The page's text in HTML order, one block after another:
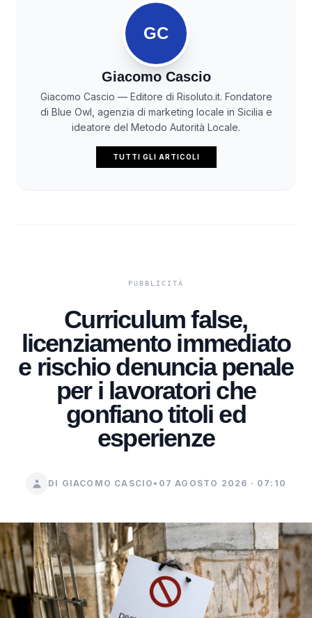
GC
Giacomo Cascio
Giacomo Cascio — Editore di Risoluto.it. Fondatore
di Blue Owl, agenzia di marketing locale in Sicilia e
ideatore del Metodo Autorità Locale.
TUTTI GLI ARTICOLI
Curriculum false,
licenziamento immediato
e rischio denuncia penale
per i lavoratori che
gonfiano titoli ed
esperienze
DI GIACOMO CASCIO • 07 AGOSTO 2026 · 07:10